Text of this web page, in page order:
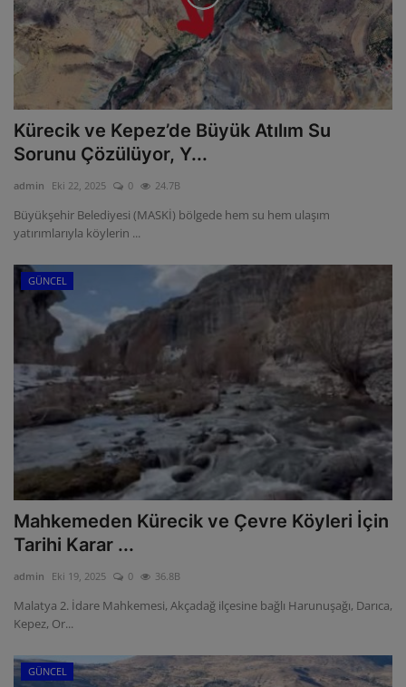
Kürecik ve Kepez’de Büyük Atılım Su
Sorunu Çözülüyor, Y...
admin Eki 22, 2025 0 24.7B
Büyükşehir Belediyesi (MASKİ) bölgede hem su hem ulaşım
yatırımlarıyla köylerin ...
GÜNCEL
Mahkemeden Kürecik ve Çevre Köyleri İçin
Tarihi Karar ...
admin Eki 19, 2025 0 36.8B
Malatya 2. İdare Mahkemesi, Akçadağ ilçesine bağlı Harunuşağı, Darıca,
Kepez, Or...
GÜNCEL